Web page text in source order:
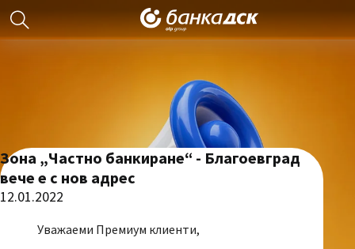
Зона „Частно банкиране“ - Благоевград
вече е с нов адрес
12.01.2022
Уважаеми Премиум клиенти,